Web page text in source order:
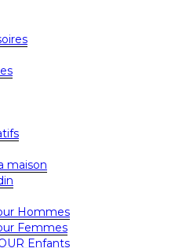
maison
Hommes
Femmes
Enfants